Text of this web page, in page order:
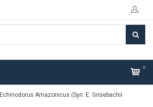
0
Echinodorus Amazonicus (Syn: E. Grisebachii